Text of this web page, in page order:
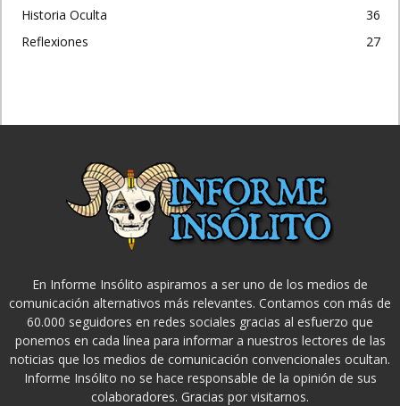
Historia Oculta
36
Reflexiones
27
En Informe Insólito aspiramos a ser uno de los medios de
comunicación alternativos más relevantes. Contamos con más de
60.000 seguidores en redes sociales gracias al esfuerzo que
ponemos en cada línea para informar a nuestros lectores de las
noticias que los medios de comunicación convencionales ocultan.
Informe Insólito no se hace responsable de la opinión de sus
colaboradores. Gracias por visitarnos.